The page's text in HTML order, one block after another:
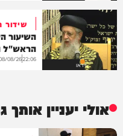
וידאו
שידור
השיעור
הראש"ל
22:06
08/26
אולי יעניין אותך